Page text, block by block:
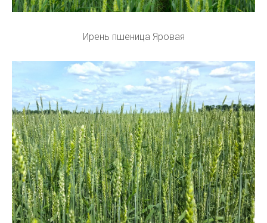
Ирень пшеница Яровая